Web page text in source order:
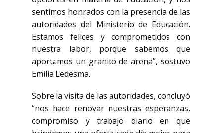
sentimos honrados con la presencia de las
autoridades del Ministerio de Educación.
Estamos felices y comprometidos con
nuestra labor, porque sabemos que
aportamos un granito de arena”, sostuvo
Emilia Ledesma.
Sobre la visita de las autoridades, concluyó
“nos hace renovar nuestras esperanzas,
compromiso y trabajo diario en que